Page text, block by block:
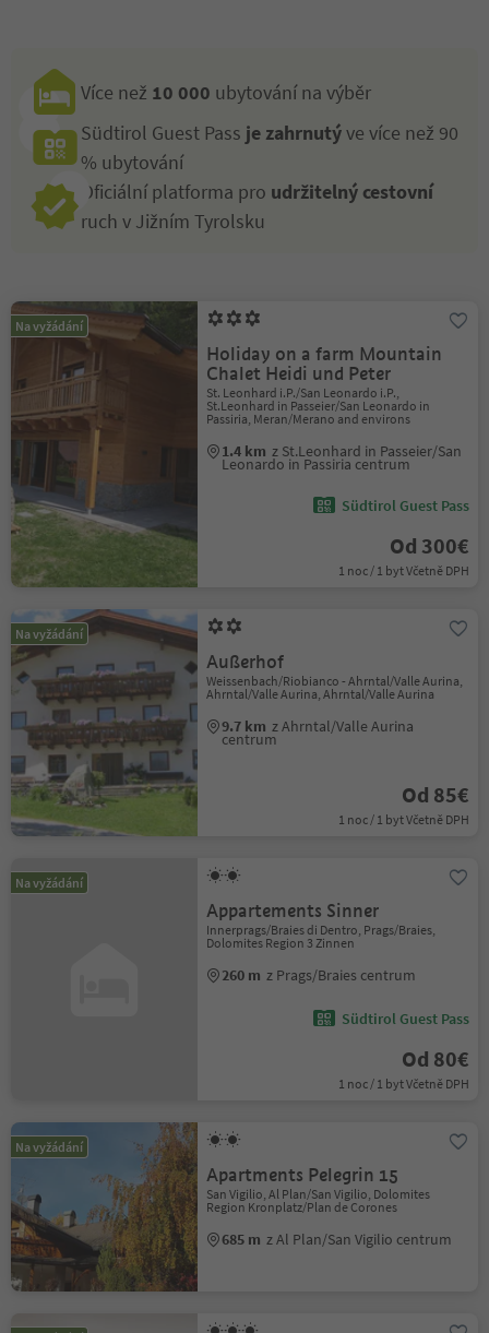
Více než 10 000 ubytování na výběr
Südtirol Guest Pass je zahrnutýve více než 90
% ubytování
Oficiální platforma pro udržitelný cestovní
ruch v Jižním Tyrolsku
Na vyžádání
Holiday on a farm Mountain
Chalet Heidi und Peter
St. Leonhard i.P./San Leonardo i.P.,
St.Leonhard in Passeier/San Leonardo in
Passiria, Meran/Merano and environs
1.4 km z St.Leonhard in Passeier/San
Leonardo in Passiria centrum
Südtirol Guest Pass
Od 300€
1 noc / 1 byt Včetně DPH
Na vyžádání
Außerhof
Weissenbach/Riobianco - Ahrntal/Valle Aurina,
Ahrntal/Valle Aurina, Ahrntal/Valle Aurina
9.7 km z Ahrntal/Valle Aurina
centrum
Od 85€
1 noc / 1 byt Včetně DPH
Na vyžádání
Appartements Sinner
Innerprags/Braies di Dentro, Prags/Braies,
Dolomites Region 3 Zinnen
260 m z Prags/Braies centrum
Südtirol Guest Pass
Od 80€
1 noc / 1 byt Včetně DPH
Na vyžádání
Apartments Pelegrin 15
San Vigilio, Al Plan/San Vigilio, Dolomites
Region Kronplatz/Plan de Corones
685 m z Al Plan/San Vigilio centrum